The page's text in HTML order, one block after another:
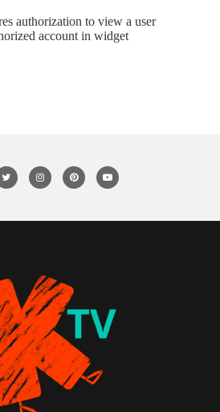
authorization to view a user
account in widget